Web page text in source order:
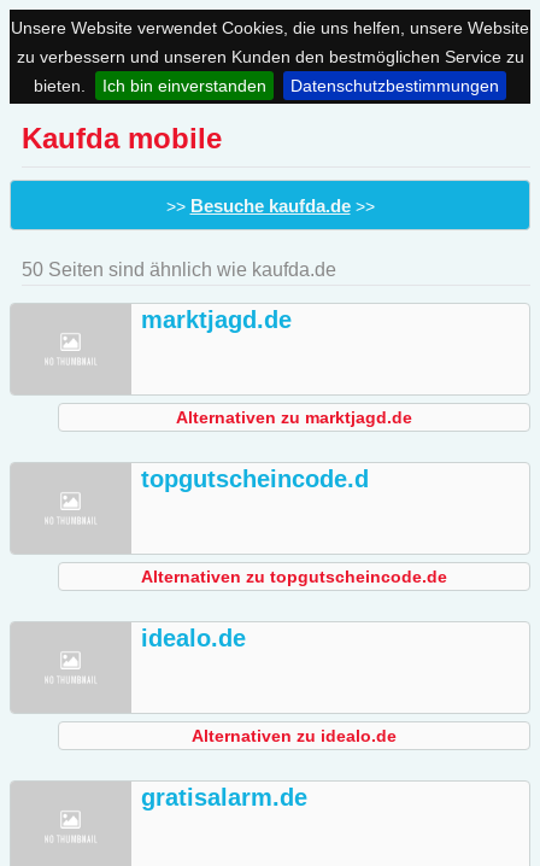
Unsere Website verwendet Cookies, die uns helfen, unsere Website
zu verbessern und unseren Kunden den bestmöglichen Service zu
bieten.
Ich bin einverstanden Datenschutzbestimmungen
Kaufda mobile
>> Besuche kaufda.de>>
50 Seiten sind ähnlich wie kaufda.de
marktjagd.de
Alternativen zu marktjagd.de
topgutscheincode.d
Alternativen zu topgutscheincode.de
idealo.de
Alternativen zu idealo.de
gratisalarm.de